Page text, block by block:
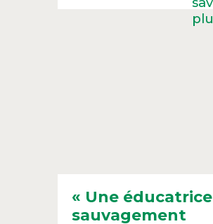
« Une éducatrice
sauvagement